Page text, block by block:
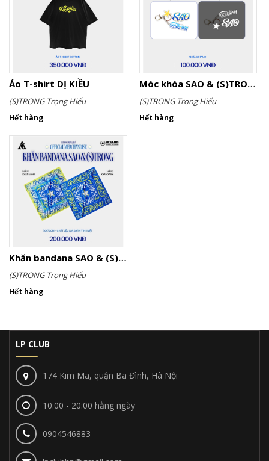
Áo T-shirt DỊ KIỀU
(S)TRONG Trọng Hiếu
Hết hàng
Móc khóa SAO & (S)TRONG
(S)TRONG Trọng Hiếu
Hết hàng
Khăn bandana SAO & (S)TRONG
(S)TRONG Trọng Hiếu
Hết hàng
LP CLUB
174 Kim Mã, quận Ba Đình, Hà Nội
10:00 - 20:00 hằng ngày
0904546883